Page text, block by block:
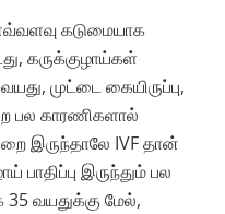
கடுமையாக
கருக்குழாய்கள்
முட்டை கையிருப்பு,
பல காரணிகளால்
இருந்தாலே IVF தான்
இருந்தும் பல
35 வயதுக்கு மேல்,